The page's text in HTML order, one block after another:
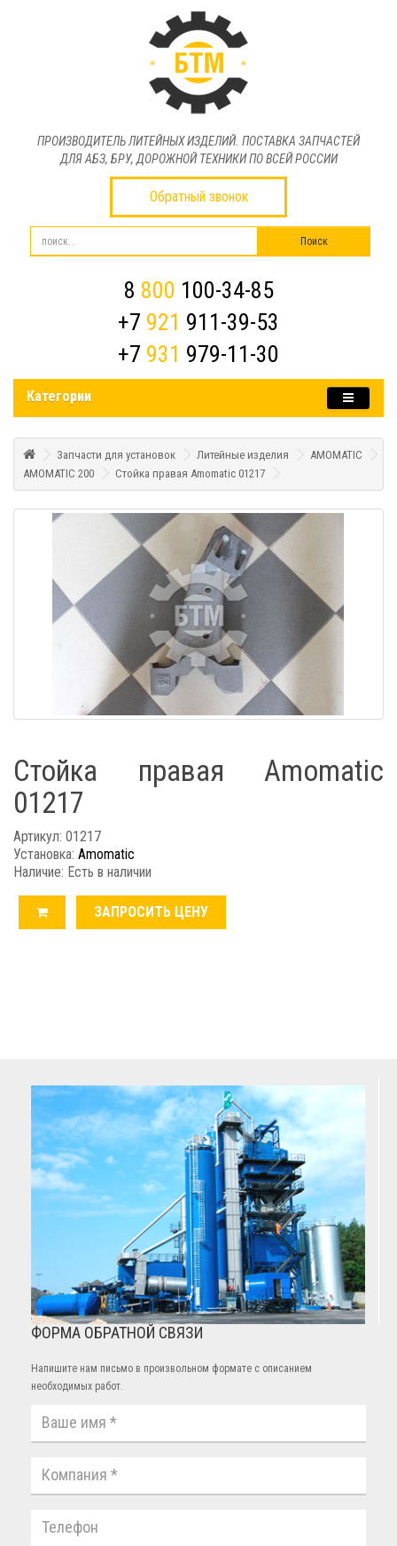
ПРОИЗВОДИТЕЛЬ ЛИТЕЙНЫХ ИЗДЕЛИЙ. ПОСТАВКА ЗАПЧАСТЕЙ
ДЛЯ АБЗ, БРУ, ДОРОЖНОЙ ТЕХНИКИ ПО ВСЕЙ РОССИИ
Обратный звонок
8 800 100-34-85
+7 921 911-39-53
+7 931 979-11-30
Категории
Запчасти для установок Литейные изделия
AMOMATIC
AMOMATIC 200
Стойка правая Amomatic 01217
Стойка правая Amomatic
01217
Артикул: 01217
Установка: Amomatic
Наличие: Есть в наличии
ЗАПРОСИТЬ ЦЕНУ
ФОРМА ОБРАТНОЙ СВЯЗИ
Напишите нам письмо в произвольном формате с описанием
необходимых работ.